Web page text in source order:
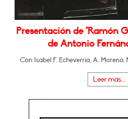
Presentación de "Ramón
de Antonio
Con Isabel F. Echeverría, A. Moreno,
Leer más...